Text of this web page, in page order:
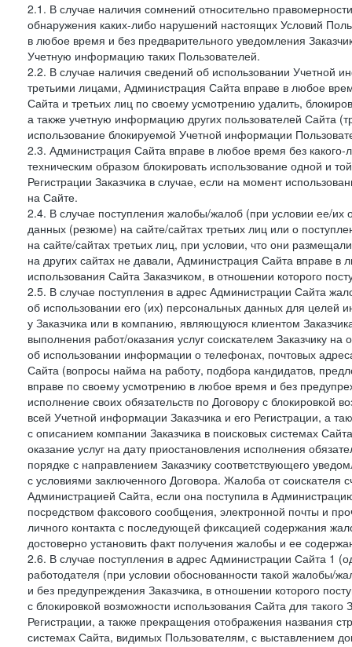
2.1. В случае наличия сомнений относительно
обнаружения каких-либо нарушений настоящих Условий
в любое время и без предварительного уведомления
Учетную информацию таких Пользователей.
2.2. В случае наличия сведений об использовании Учетной
третьими лицами, Администрация Сайта вправе в любое
Сайта и третьих лиц по своему усмотрению удалить,
а также учетную информацию других пользователей Сайта
использование блокируемой Учетной информации
2.3. Администрация Сайта вправе в любое время без
техническим образом блокировать использование одной и
Регистрации Заказчика в случае, если на момент
на Сайте.
2.4. В случае поступления жалобы/жалоб (при условии ее/их
данных (резюме) на сайте/сайтах третьих лиц или о
на сайте/сайтах третьих лиц, при условии, что они
на других сайтах не давали, Администрация Сайта вправе в
использования Сайта Заказчиком, в отношении которого
2.5. В случае поступления в адрес Администрации Сайта
об использовании его (их) персональных данных для целей
у Заказчика или в компанию, являющуюся клиентом
выполнения работ/оказания услуг соискателем Заказчику
об использовании информации о телефонах, почтовых
Сайта (вопросы найма на работу, подбора кандидатов,
вправе по своему усмотрению в любое время и без
исполнение своих обязательств по Договору с блокировкой
всей Учетной информации Заказчика и его Регистрации, а
с описанием компании Заказчика в поисковых системах
оказание услуг на дату приостановления исполнения
порядке с направлением Заказчику соответствующего
с условиями заключенного Договора. Жалоба от
Администрацией Сайта, если она поступила в
посредством факсового сообщения, электронной почты и
личного контакта с последующей фиксацией содержания
достоверно установить факт получения жалобы и ее
2.6. В случае поступления в адрес Администрации Сайта 1
работодателя (при условии обоснованности такой
и без предупреждения Заказчика, в отношении которого
с блокировкой возможности использования Сайта для
Регистрации, а также прекращения отображения названия
системах Сайта, видимых Пользователям, с выставлением